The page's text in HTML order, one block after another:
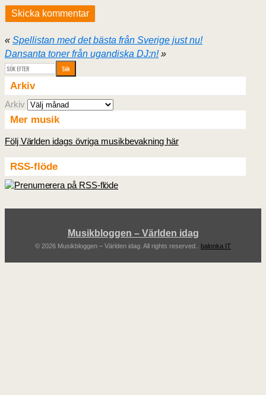
« Spellistan med det bästa från Sverige just nu!
Dansanta toner från ugandiska DJ:n!»
Arkiv
Arkiv
Mer musik
Följ Världen idags övriga musikbevakning här
RSS-flöde
Musikbloggen – Världen idag
© 2026 Musikbloggen – Världen idag. All rights reserved.. balonka IT